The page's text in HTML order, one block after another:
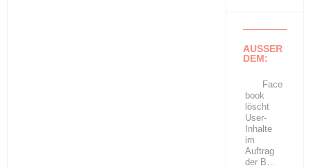
AUSSER
DEM:
Face
book
löscht
User-
Inhalte
im
Auftrag
der B…